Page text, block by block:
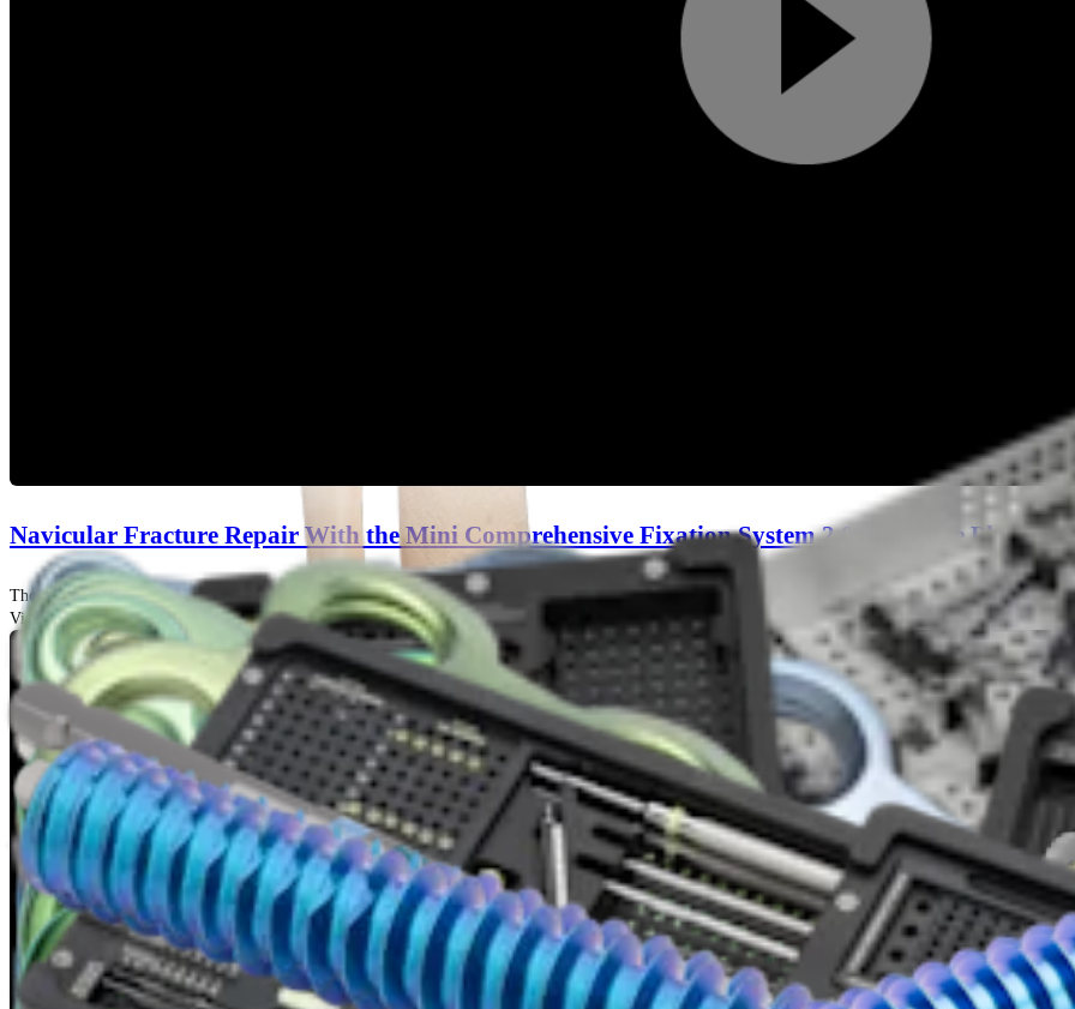
Navicular Fracture Repair With the Mini Comprehensive Fixation System 2.0 mm Cage Plate
Thomas G. Harris, MD
Videos de técnicas quirúrgicas | 04:06 | English | 03/30/2020 | VID1-000630-en-US B